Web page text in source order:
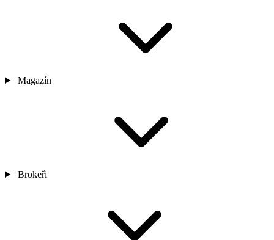
Magazín
Brokeři